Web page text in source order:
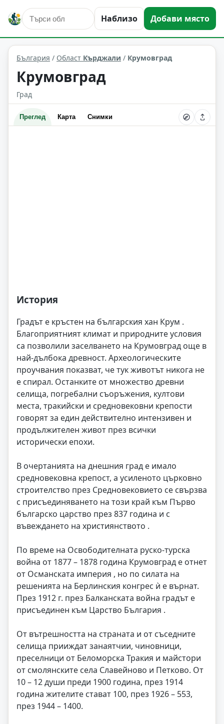
Наблизо Добави място
Крумовград Област: Кърджали
България / Област Кърджали / Крумовград
Крумовград
Град
Преглед Карта Снимки
История
Градът е кръстен на българския хан Крум .
Благоприятният климат и природните условия
са позволили заселването на Крумовград още в
най-дълбока древност. Археологическите
проучвания показват, че тук животът никога не
е спирал. Останките от множество древни
селища, погребални съоръжения, култови
места, тракийски и средновековни крепости
говорят за един действително интензивен и
продължителен живот през всички
исторически епохи.
В очертанията на днешния град е имало
средновековна крепост, а усиленото църковно
строителство през Средновековието се свързва
с присъединяването на този край към Първо
българско царство през 837 година и с
въвеждането на християнството .
По време на Освободителната руско-турска
война от 1877 – 1878 година Крумовград е отнет
от Османската империя , но по силата на
решенията на Берлинския конгрес ѝ е върнат.
През 1912 г. през Балканската война градът е
присъединен към Царство България .
От вътрешността на страната и от съседните
селища прииждат занаятчии, чиновници,
преселници от Беломорска Тракия и майстори
от смолянските села Славейново и Петково. От
10 – 12 души преди 1900 година, през 1914
година жителите стават 100, през 1926 – 553,
през 1944 – 1400.